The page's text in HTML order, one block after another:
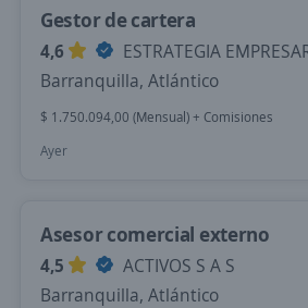
Gestor de cartera
4,6
ESTRATEGIA
Barranquilla, Atlántico
$ 1.750.094,00 (Mensual) + Comisiones
Ayer
Asesor comercial externo
4,5
ACTIVOS S A S
Barranquilla, Atlántico